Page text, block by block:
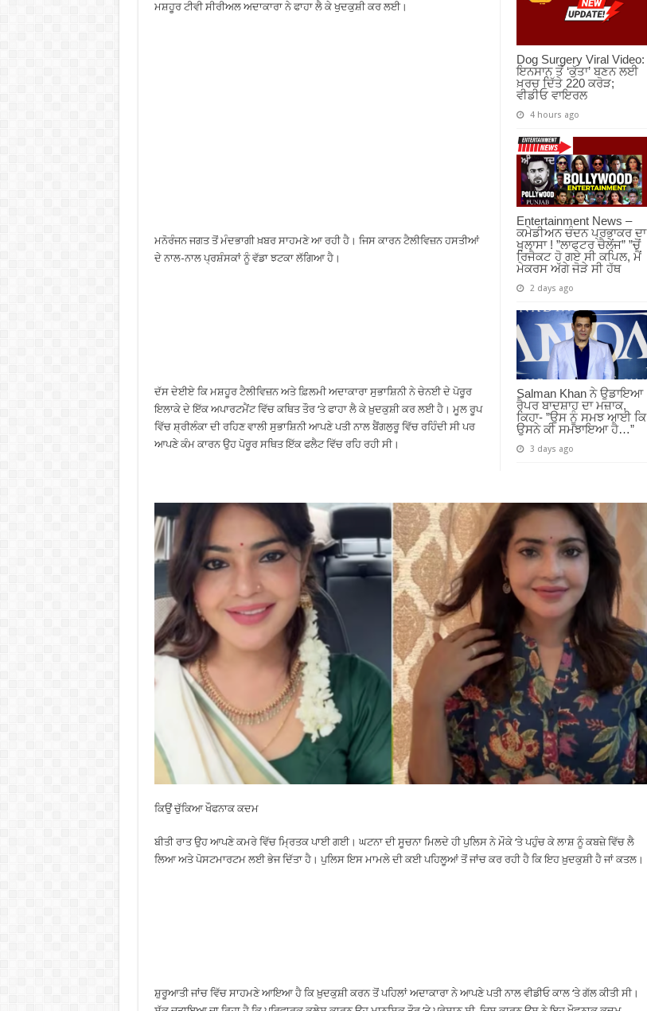
Dog Surgery Viral Video:
ਇਨਸਾਨ ਤੋਂ ‘ਕੁੱਤਾ’ ਬਣਨ ਲਈ
ਖ਼ਰਚ ਦਿੱਤੇ 220 ਕਰੋੜ;
ਵੀਡੀਓ ਵਾਇਰਲ
4 hours ago
Entertainment News –
ਕਮੇਡੀਅਨ ਚੰਦਨ ਪ੍ਰਭਾਕਰ ਦਾ
ਖੁਲਾਸਾ ! ”ਲਾਫਟਰ ਚੈਲੇਂਜ” ”ਚੋਂ
ਰਿਜੈਕਟ ਹੋ ਗਏ ਸੀ ਕਪਿਲ, ਮੈਂ
ਮੇਕਰਸ ਅੱਗੇ ਜੋੜੇ ਸੀ ਹੱਥ
2 days ago
Salman Khan ਨੇ ਉਡਾਇਆ
ਰੈਪਰ ਬਾਦਸ਼ਾਹ ਦਾ ਮਜ਼ਾਕ,
ਕਿਹਾ- ”ਉਸ ਨੂੰ ਸਮਝ ਆਈ ਕਿ
ਉਸਨੇ ਕੀ ਸਮਝਾਇਆ ਹੈ…”
3 days ago
ਮਸ਼ਹੂਰ ਟੀਵੀ ਸੀਰੀਅਲ ਅਦਾਕਾਰਾ ਨੇ ਫਾਹਾ ਲੈ ਕੇ ਖੁਦਕੁਸ਼ੀ ਕਰ ਲਈ।
ਮਨੋਰੰਜਨ ਜਗਤ ਤੋਂ ਮੰਦਭਾਗੀ ਖ਼ਬਰ ਸਾਹਮਣੇ ਆ ਰਹੀ ਹੈ। ਜਿਸ ਕਾਰਨ ਟੈਲੀਵਿਜ਼ਨ ਹਸਤੀਆਂ
ਦੇ ਨਾਲ-ਨਾਲ ਪ੍ਰਸ਼ੰਸਕਾਂ ਨੂੰ ਵੱਡਾ ਝਟਕਾ ਲੱਗਿਆ ਹੈ।
ਦੱਸ ਦੇਈਏ ਕਿ ਮਸ਼ਹੂਰ ਟੈਲੀਵਿਜ਼ਨ ਅਤੇ ਫ਼ਿਲਮੀ ਅਦਾਕਾਰਾ ਸੁਭਾਸ਼ਿਨੀ ਨੇ ਚੇਨਈ ਦੇ ਪੋਰੂਰ
ਇਲਾਕੇ ਦੇ ਇੱਕ ਅਪਾਰਟਮੈਂਟ ਵਿੱਚ ਕਥਿਤ ਤੌਰ ‘ਤੇ ਫਾਹਾ ਲੈ ਕੇ ਖ਼ੁਦਕੁਸ਼ੀ ਕਰ ਲਈ ਹੈ। ਮੂਲ ਰੂਪ
ਵਿੱਚ ਸ਼੍ਰੀਲੰਕਾ ਦੀ ਰਹਿਣ ਵਾਲੀ ਸੁਭਾਸ਼ਿਨੀ ਆਪਣੇ ਪਤੀ ਨਾਲ ਬੈਂਗਲੁਰੂ ਵਿੱਚ ਰਹਿੰਦੀ ਸੀ ਪਰ
ਆਪਣੇ ਕੰਮ ਕਾਰਨ ਉਹ ਪੋਰੂਰ ਸਥਿਤ ਇੱਕ ਫਲੈਟ ਵਿੱਚ ਰਹਿ ਰਹੀ ਸੀ।
ਕਿਉਂ ਚੁੱਕਿਆ ਖੌਫਨਾਕ ਕਦਮ
ਬੀਤੀ ਰਾਤ ਉਹ ਆਪਣੇ ਕਮਰੇ ਵਿੱਚ ਮ੍ਰਿਤਕ ਪਾਈ ਗਈ। ਘਟਨਾ ਦੀ ਸੂਚਨਾ ਮਿਲਦੇ ਹੀ ਪੁਲਿਸ ਨੇ ਮੌਕੇ ‘ਤੇ ਪਹੁੰਚ ਕੇ ਲਾਸ਼ ਨੂੰ ਕਬਜ਼ੇ ਵਿੱਚ ਲੈ
ਲਿਆ ਅਤੇ ਪੋਸਟਮਾਰਟਮ ਲਈ ਭੇਜ ਦਿੱਤਾ ਹੈ। ਪੁਲਿਸ ਇਸ ਮਾਮਲੇ ਦੀ ਕਈ ਪਹਿਲੂਆਂ ਤੋਂ ਜਾਂਚ ਕਰ ਰਹੀ ਹੈ ਕਿ ਇਹ ਖ਼ੁਦਕੁਸ਼ੀ ਹੈ ਜਾਂ ਕਤਲ।
ਸ਼ੁਰੂਆਤੀ ਜਾਂਚ ਵਿੱਚ ਸਾਹਮਣੇ ਆਇਆ ਹੈ ਕਿ ਖ਼ੁਦਕੁਸ਼ੀ ਕਰਨ ਤੋਂ ਪਹਿਲਾਂ ਅਦਾਕਾਰਾ ਨੇ ਆਪਣੇ ਪਤੀ ਨਾਲ ਵੀਡੀਓ ਕਾਲ ‘ਤੇ ਗੱਲ ਕੀਤੀ ਸੀ।